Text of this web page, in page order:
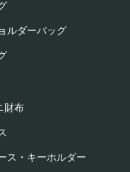
ルダーバッグ
財布
ス・キーホルダー